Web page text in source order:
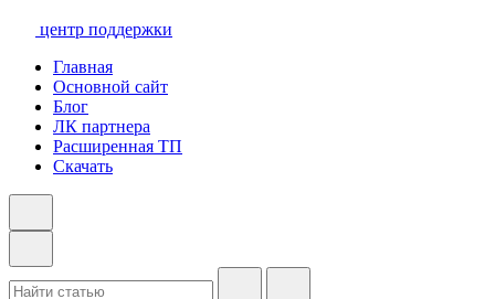
центр поддержки
Главная
Основной сайт
Блог
ЛК партнера
Расширенная ТП
Скачать